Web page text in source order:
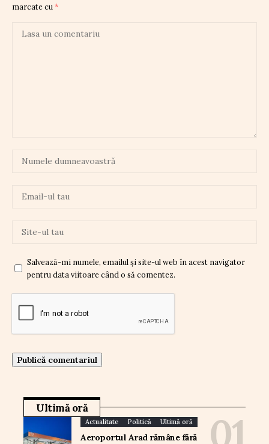
marcate cu *
Salvează-mi numele, emailul și site-ul web în acest navigator
pentru data viitoare când o să comentez.
Ultimă oră
Actualitate Politică Ultimă oră
Aeroportul Arad rămâne fără